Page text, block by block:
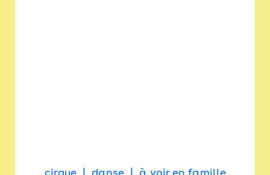
cirque danse à voir en famille